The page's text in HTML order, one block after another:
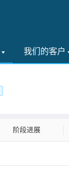
我们的客户
阶段进展